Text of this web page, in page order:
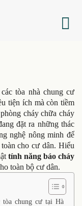
tòa nhà chung cư
tiện ích mà còn tiềm
cháy chữa cháy
đặt ra những thác
nghệ nông minh để
cho cư dân. Hiểu
tính năng báo cháy
toàn bộ cư dân.
tòa chung cư tại Hà